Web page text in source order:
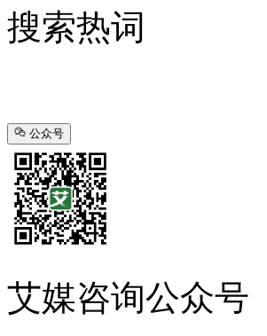
搜索热词
公众号
艾媒咨询公众号